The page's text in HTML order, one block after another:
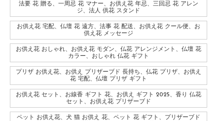
法要 花 贈る、一周忌 花 マナー、お供え花 年忌、三回忌 花 アレン
ジ、法人 供花 スタンド
お供え花 宅配、仏壇 花 遠方、法事 花 配送、お供え花 クール便、お
供え花 メッセージ
お供え花 おしゃれ、お供え花 モダン、仏花 アレンジメント、仏壇 花
カラー、おしゃれ 仏花 ギフト
プリザ お供え花、お供え プリザーブド 長持ち、仏花 プリザ、お供え
花 宅配、仏壇 プリザ ギフト
お供え花 セット、お線香 ギフト 花、お供え ギフト 2025、香り 仏花
セット、お供え花 プリザーブド
ペット お供え花、犬 猫 お供え 花、ペット 花 ギフト、プリザーブド